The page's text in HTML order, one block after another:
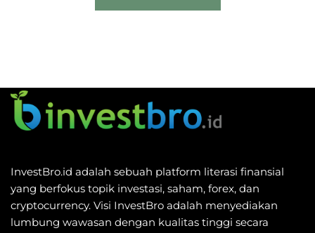
InvestBro.id adalah sebuah platform literasi finansial
yang berfokus topik investasi, saham, forex, dan
cryptocurrency. Visi InvestBro adalah menyediakan
lumbung wawasan dengan kualitas tinggi secara